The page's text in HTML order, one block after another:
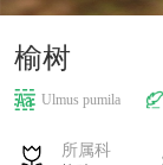
植物花历
植物搜索
榆树
Ulmus pumila
所属科